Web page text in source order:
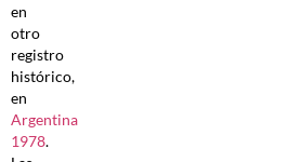
en
otro
registro
histórico,
en
Argentina
1978.